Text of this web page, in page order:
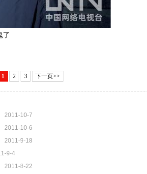
了
1 2 3 下一页>>
2011-10-7
2011-10-6
2011-9-18
9-4
2011-8-22